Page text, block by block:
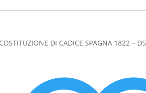
DI CADICE SPAGNA 1822 – D5